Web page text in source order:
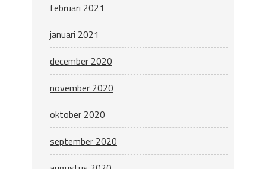
februari 2021
januari 2021
december 2020
november 2020
oktober 2020
september 2020